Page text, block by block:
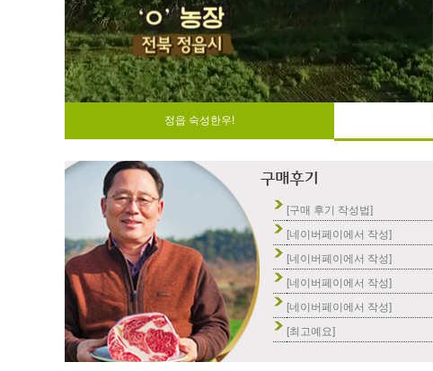
정읍 숙성한우!
[구매 후기 작성법]
[네이버페이에서 작성]
[네이버페이에서 작성]
[네이버페이에서 작성]
[네이버페이에서 작성]
[최고예요]